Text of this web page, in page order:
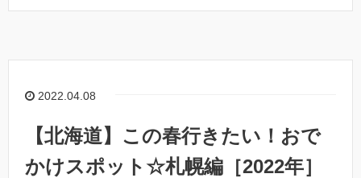
2022.04.08
【北海道】この春行きたい！おで
かけスポット☆札幌編［2022年］